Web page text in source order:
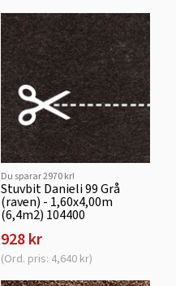
Du sparar 2970 kr!
Stuvbit Danieli 99 Grå
(raven) - 1,60x4,00m
(6,4m2) 104400
928 kr
(Ord. pris: 4,640 kr)